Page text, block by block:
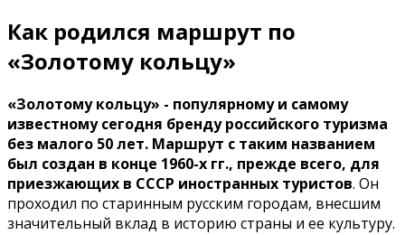
Как родился маршрут по
«Золотому кольцу»
«Золотому кольцу» - популярному и самому
известному сегодня бренду российского туризма
без малого 50 лет. Маршрут с таким названием
был создан в конце 1960-х гг., прежде всего, для
приезжающих в СССР иностранных туристов. Он
проходил по старинным русским городам, внесшим
значительный вклад в историю страны и ее культуру.